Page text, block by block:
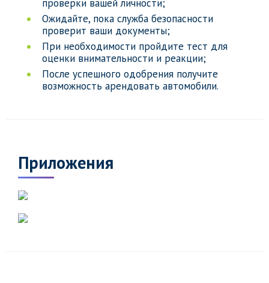
проверки вашей личности;
Ожидайте, пока служба безопасности
проверит ваши документы;
При необходимости пройдите тест для
оценки внимательности и реакции;
После успешного одобрения получите
возможность арендовать автомобили.
Приложения